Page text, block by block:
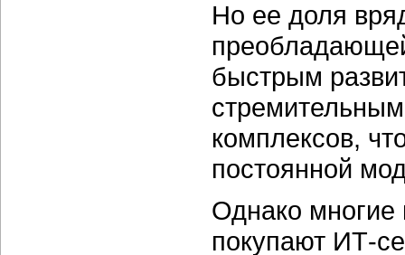
Но ее доля
быстрым
комплексов,
постоянной
Однако
покупают ИТ-